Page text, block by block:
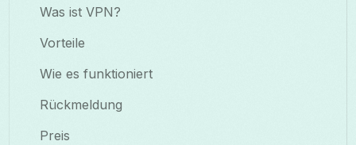
Was ist VPN?
Vorteile
Wie es funktioniert
Rückmeldung
Preis